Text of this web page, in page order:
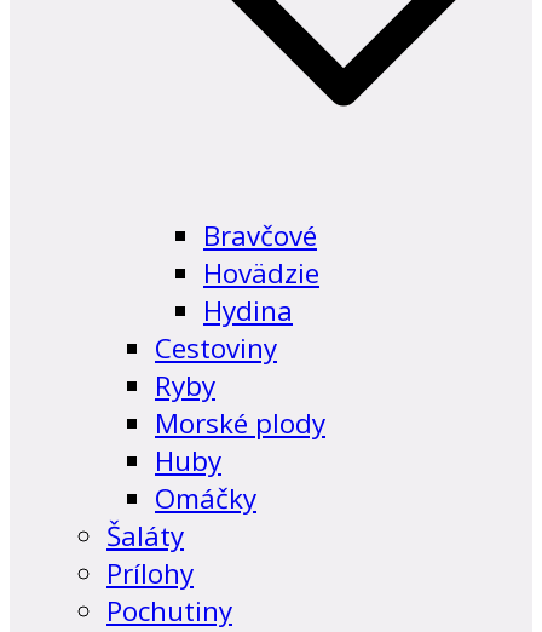
Bravčové
Hovädzie
Hydina
Cestoviny
Ryby
Morské plody
Huby
Omáčky
Šaláty
Prílohy
Pochutiny